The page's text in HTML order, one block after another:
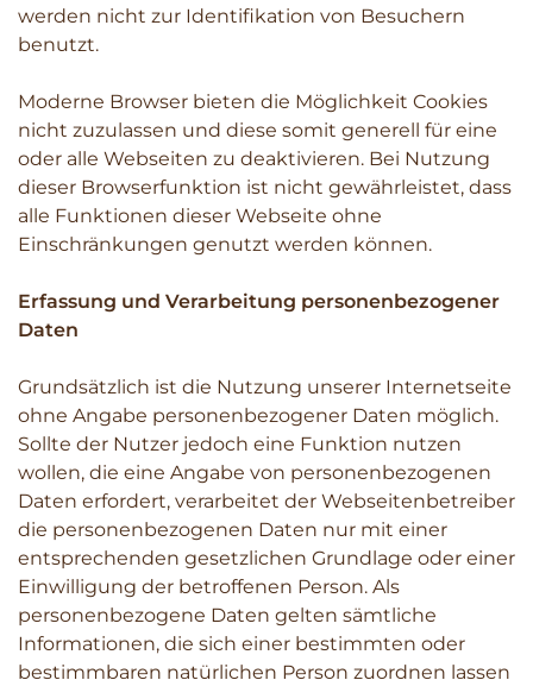
werden nicht zur Identifikation von Besuchern
benutzt.
Moderne Browser bieten die Möglichkeit Cookies
nicht zuzulassen und diese somit generell für eine
oder alle Webseiten zu deaktivieren. Bei Nutzung
dieser Browserfunktion ist nicht gewährleistet, dass
alle Funktionen dieser Webseite ohne
Einschränkungen genutzt werden können.
Erfassung und Verarbeitung personenbezogener
Daten
Grundsätzlich ist die Nutzung unserer Internetseite
ohne Angabe personenbezogener Daten möglich.
Sollte der Nutzer jedoch eine Funktion nutzen
wollen, die eine Angabe von personenbezogenen
Daten erfordert, verarbeitet der Webseitenbetreiber
die personenbezogenen Daten nur mit einer
entsprechenden gesetzlichen Grundlage oder einer
Einwilligung der betroffenen Person. Als
personenbezogene Daten gelten sämtliche
Informationen, die sich einer bestimmten oder
bestimmbaren natürlichen Person zuordnen lassen